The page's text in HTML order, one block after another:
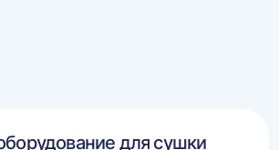
для сушки